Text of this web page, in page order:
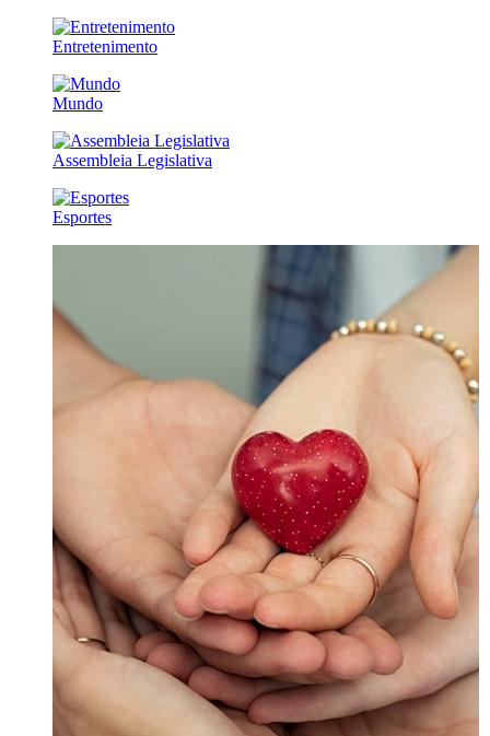
Entretenimento
Mundo
Assembleia Legislativa
Esportes